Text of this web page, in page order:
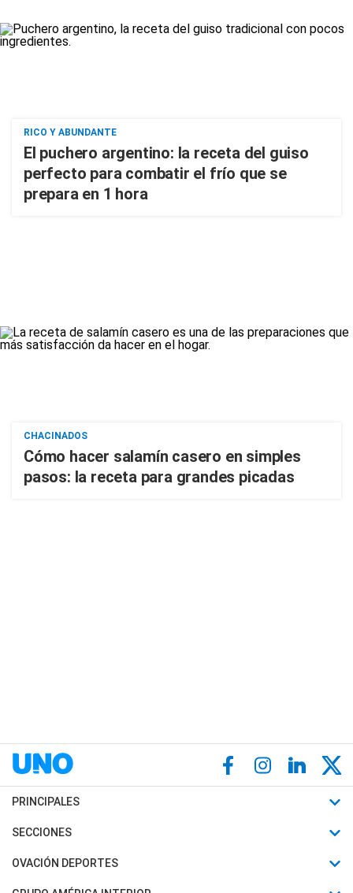
RICO Y ABUNDANTE
El puchero argentino: la receta del guiso
perfecto para combatir el frío que se
prepara en 1 hora
CHACINADOS
Cómo hacer salamín casero en simples
pasos: la receta para grandes picadas
PRINCIPALES
Últimas Noticias
Política
SECCIONES
Horóscopo
Motores
OVACIÓN DEPORTES